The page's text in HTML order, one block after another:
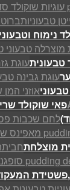
נימוח וטבעוני
טבעונית
פאי שוקולד שרי
מוצלחת
...